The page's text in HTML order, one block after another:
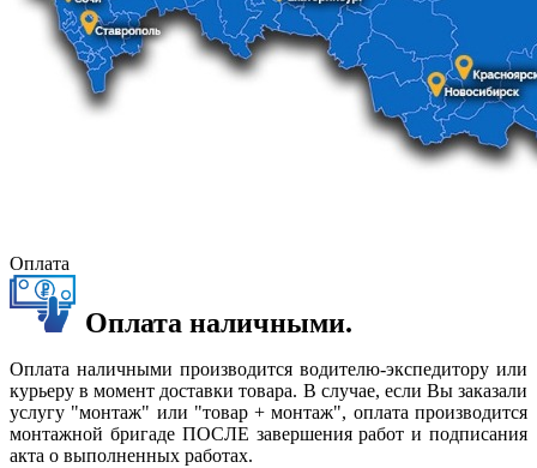
Оплата
Оплата наличными.
Оплата наличными производится водителю-экспедитору или
курьеру в момент доставки товара. В случае, если Вы заказали
услугу "монтаж" или "товар + монтаж", оплата производится
монтажной бригаде ПОСЛЕ завершения работ и подписания
акта о выполненных работах.